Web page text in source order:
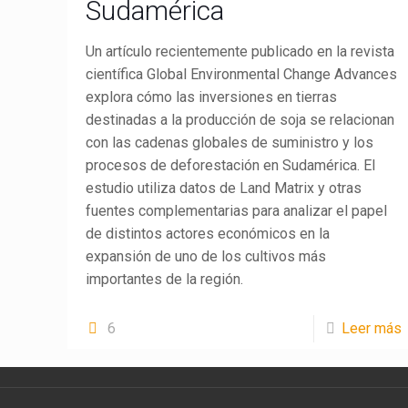
Sudamérica
Un artículo recientemente publicado en la revista
científica Global Environmental Change Advances
explora cómo las inversiones en tierras
destinadas a la producción de soja se relacionan
con las cadenas globales de suministro y los
procesos de deforestación en Sudamérica. El
estudio utiliza datos de Land Matrix y otras
fuentes complementarias para analizar el papel
de distintos actores económicos en la
expansión de uno de los cultivos más
importantes de la región.
6 Leer más
LandMatrix